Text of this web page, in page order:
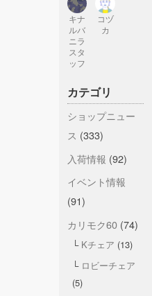
キナ
ルバ
ニラ
スタ
ッフ
コヅ
カ
カテゴリ
ショップニュー
ス (333)
入荷情報 (92)
イベント情報
(91)
カリモク60(74)
Kチェア (13)
ロビーチェア
(5)